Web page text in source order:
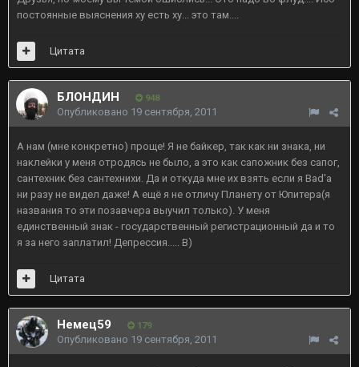
постоянные выяснения ху есть ху... это там....
Цитата
БЛОНДИН 948
Опубликовано 19 сентября, 2011
А нам (мне конкретно) проще! Я не байкер, так как ни знака, ни
наклейки у меня отродясь не было, а это как сапожник без сапог,
сантехник без сантехнихи. Да и откуда мне их взять если я Bad'а
ни разу не видел даже! А ещё я не отличу Планету от Юпитера(я
названия то эти позавчера выучил только). У меня
единственный знак - государственный регистрационный да и то
я за него заплатил! Депрессия..... B)
Цитата
Немец59 179
Опубликовано 19 сентября, 2011